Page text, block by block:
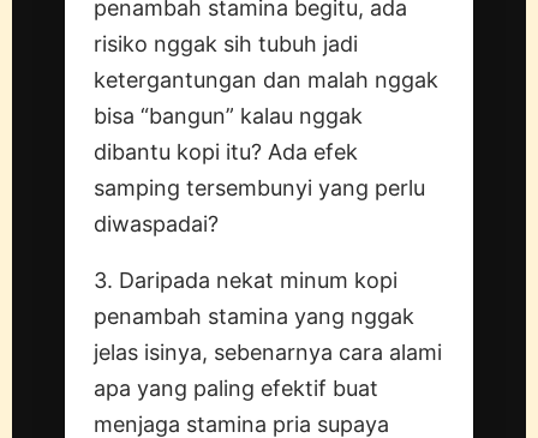
penambah stamina begitu, ada
risiko nggak sih tubuh jadi
ketergantungan dan malah nggak
bisa “bangun” kalau nggak
dibantu kopi itu? Ada efek
samping tersembunyi yang perlu
diwaspadai?
3. Daripada nekat minum kopi
penambah stamina yang nggak
jelas isinya, sebenarnya cara alami
apa yang paling efektif buat
menjaga stamina pria supaya